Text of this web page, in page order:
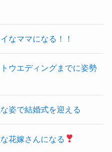
なママになる！！
ウエディングまでに姿勢
姿で結婚式を迎える
花嫁さんになる